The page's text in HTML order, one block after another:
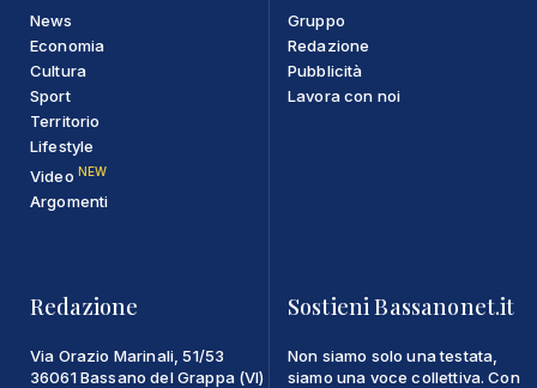
News
Economia
Cultura
Sport
Territorio
Lifestyle
Video NEW
Argomenti
Gruppo
Redazione
Pubblicità
Lavora con noi
Redazione
Via Orazio Marinali, 51/53
36061 Bassano del Grappa (VI)
Sostieni Bassanonet.it
Non siamo solo una testata,
siamo una voce collettiva. Con